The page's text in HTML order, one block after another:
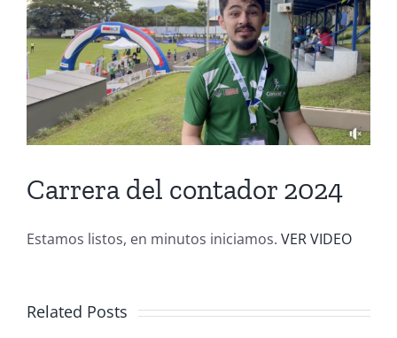
Image
Carrera del contador 2024
Estamos listos, en minutos iniciamos. VER VIDEO
Related Posts